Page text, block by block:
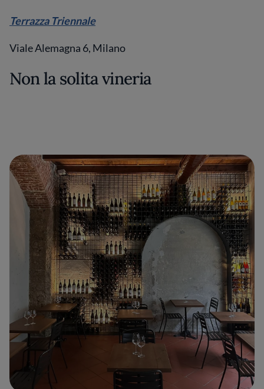
Terrazza Triennale
Viale Alemagna 6, Milano
Non la solita vineria